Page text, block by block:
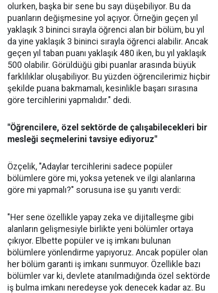
olurken, başka bir sene bu sayı düşebiliyor. Bu da
puanların değişmesine yol açıyor. Örneğin geçen yıl
yaklaşık 3 bininci sırayla öğrenci alan bir bölüm, bu yıl
da yine yaklaşık 3 bininci sırayla öğrenci alabilir. Ancak
geçen yıl taban puanı yaklaşık 480 iken, bu yıl yaklaşık
500 olabilir. Görüldüğü gibi puanlar arasında büyük
farklılıklar oluşabiliyor. Bu yüzden öğrencilerimiz hiçbir
şekilde puana bakmamalı, kesinlikle başarı sırasına
göre tercihlerini yapmalıdır." dedi.
"Öğrencilere, özel sektörde de çalışabilecekleri bir
mesleği seçmelerini tavsiye ediyoruz"
Özçelik, "Adaylar tercihlerini sadece popüler
bölümlere göre mi, yoksa yetenek ve ilgi alanlarına
göre mi yapmalı?" sorusuna ise şu yanıtı verdi:
"Her sene özellikle yapay zeka ve dijitalleşme gibi
alanların gelişmesiyle birlikte yeni bölümler ortaya
çıkıyor. Elbette popüler ve iş imkanı bulunan
bölümlere yönlendirme yapıyoruz. Ancak popüler olan
her bölüm garanti iş imkanı sunmuyor. Özellikle bazı
bölümler var ki, devlete atanılmadığında özel sektörde
iş bulma imkanı neredeyse yok denecek kadar az. Bu